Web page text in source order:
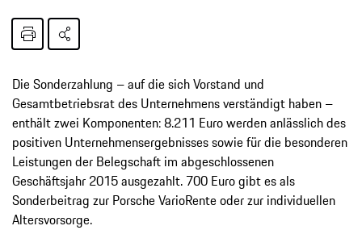
Die Sonderzahlung – auf die sich Vorstand und
Gesamtbetriebsrat des Unternehmens verständigt haben –
enthält zwei Komponenten: 8.211 Euro werden anlässlich des
positiven Unternehmensergebnisses sowie für die besonderen
Leistungen der Belegschaft im abgeschlossenen
Geschäftsjahr 2015 ausgezahlt. 700 Euro gibt es als
Sonderbeitrag zur Porsche VarioRente oder zur individuellen
Altersvorsorge.